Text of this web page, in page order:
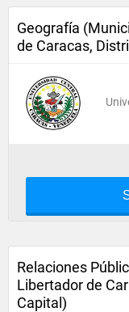
Geografía
de Caracas,
Relaciones
Libertador de
Capital)